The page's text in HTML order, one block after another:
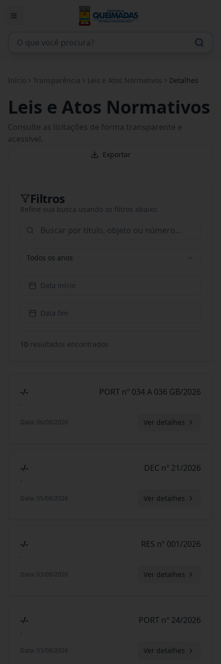
Início Transparência Leis e Atos Normativos Detalhes
Leis e Atos Normativos
Consulte as licitações de forma transparente e
acessível.
Exportar
Filtros
Refine sua busca usando os filtros abaixo
Todos os anos
Data início
Data fim
10 resultados encontrados
-/-
-
PORT nº 034 A 036 GB/2026
Data: 06/08/2026 Ver detalhes
-/-
-
DEC nº 21/2026
Data: 05/08/2026 Ver detalhes
-/-
-
RES nº 001/2026
Data: 03/08/2026 Ver detalhes
-/-
-
PORT nº 24/2026
Data: 03/08/2026 Ver detalhes